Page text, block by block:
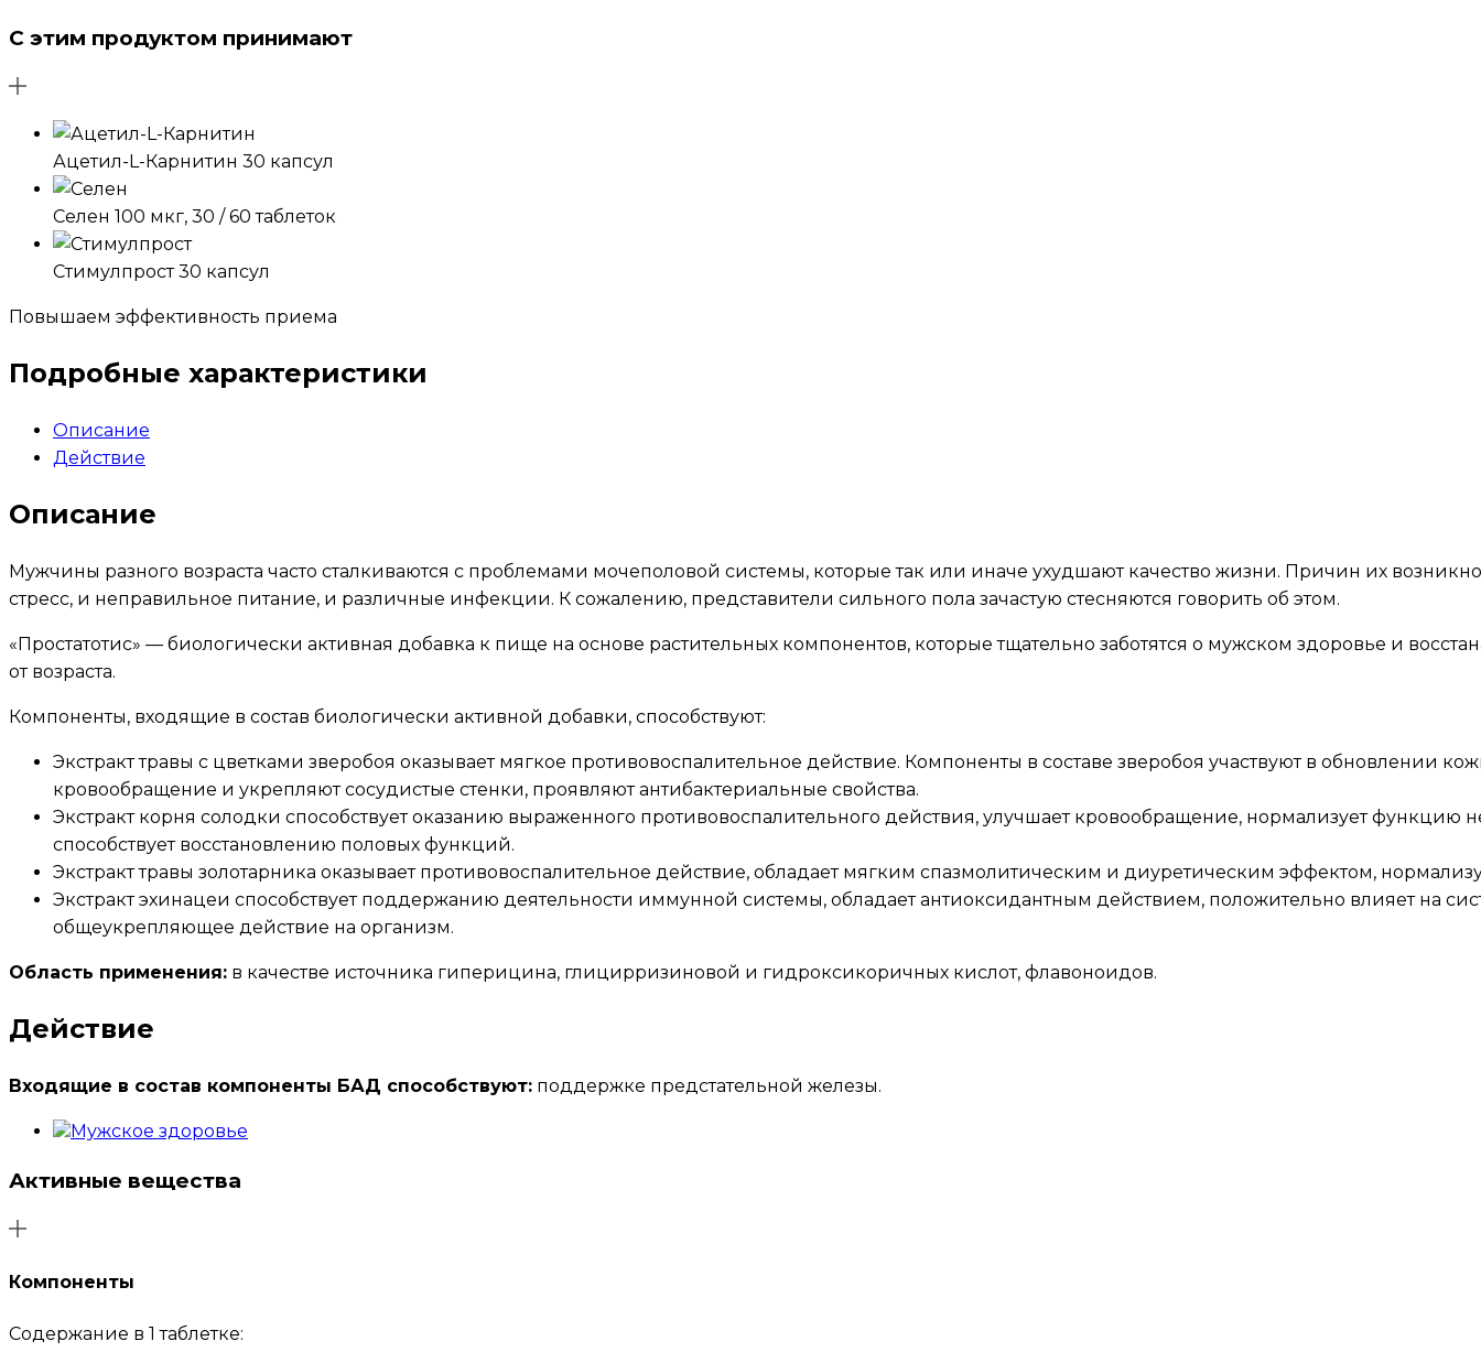
С этим продуктом принимают
Ацетил-L-Карнитин 30 капсул
Селен 100 мкг, 30 / 60 таблеток
Стимулпрост 30 капсул
Повышаем эффективность приема
Подробные характеристики
Описание
Действие
Описание
Мужчины разного возраста часто сталкиваются с проблемами мочеполовой системы, которые так или иначе ухудшают качество жизни. Причин их
стресс, и неправильное питание, и различные инфекции. К сожалению, представители сильного пола зачастую стесняются говорить об этом.
«Простатотис» — биологически активная добавка к пище на основе растительных компонентов, которые тщательно заботятся о мужском здоровье и
от возраста.
Компоненты, входящие в состав биологически активной добавки, способствуют:
Экстракт травы с цветками зверобоя оказывает мягкое противовоспалительное действие. Компоненты в составе зверобоя участвуют в обновлении
кровообращение и укрепляют сосудистые стенки, проявляют антибактериальные свойства.
Экстракт корня солодки способствует оказанию выраженного противовоспалительного действия, улучшает кровообращение, нормализует
способствует восстановлению половых функций.
Экстракт травы золотарника оказывает противовоспалительное действие, обладает мягким спазмолитическим и диуретическим эффектом,
Экстракт эхинацеи способствует поддержанию деятельности иммунной системы, обладает антиоксидантным действием, положительно влияет на
общеукрепляющее действие на организм.
Область применения: в качестве источника гиперицина, глицирризиновой и гидроксикоричных кислот, флавоноидов.
Действие
Входящие в состав компоненты БАД способствуют: поддержке предстательной железы.
Мужское здоровье
Активные вещества
Компоненты
Содержание в 1 таблетке: